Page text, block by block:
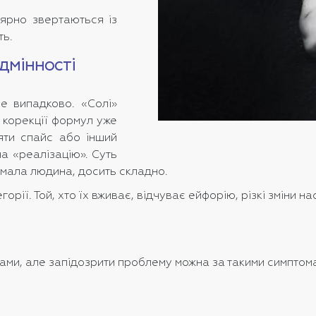
звертаються із
випадково. «Солі»
формул уже
спайс або інший
«реалізацію». Суть
людина, досить складно.
Той, хто їх вживає, відчуває ейфорію, різкі зміни
але запідозрити проблему можна за такими